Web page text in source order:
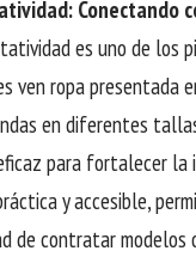
Conectando
es uno de los
ven ropa presentada
en diferentes
para fortalecer la
y accesible,
de contratar